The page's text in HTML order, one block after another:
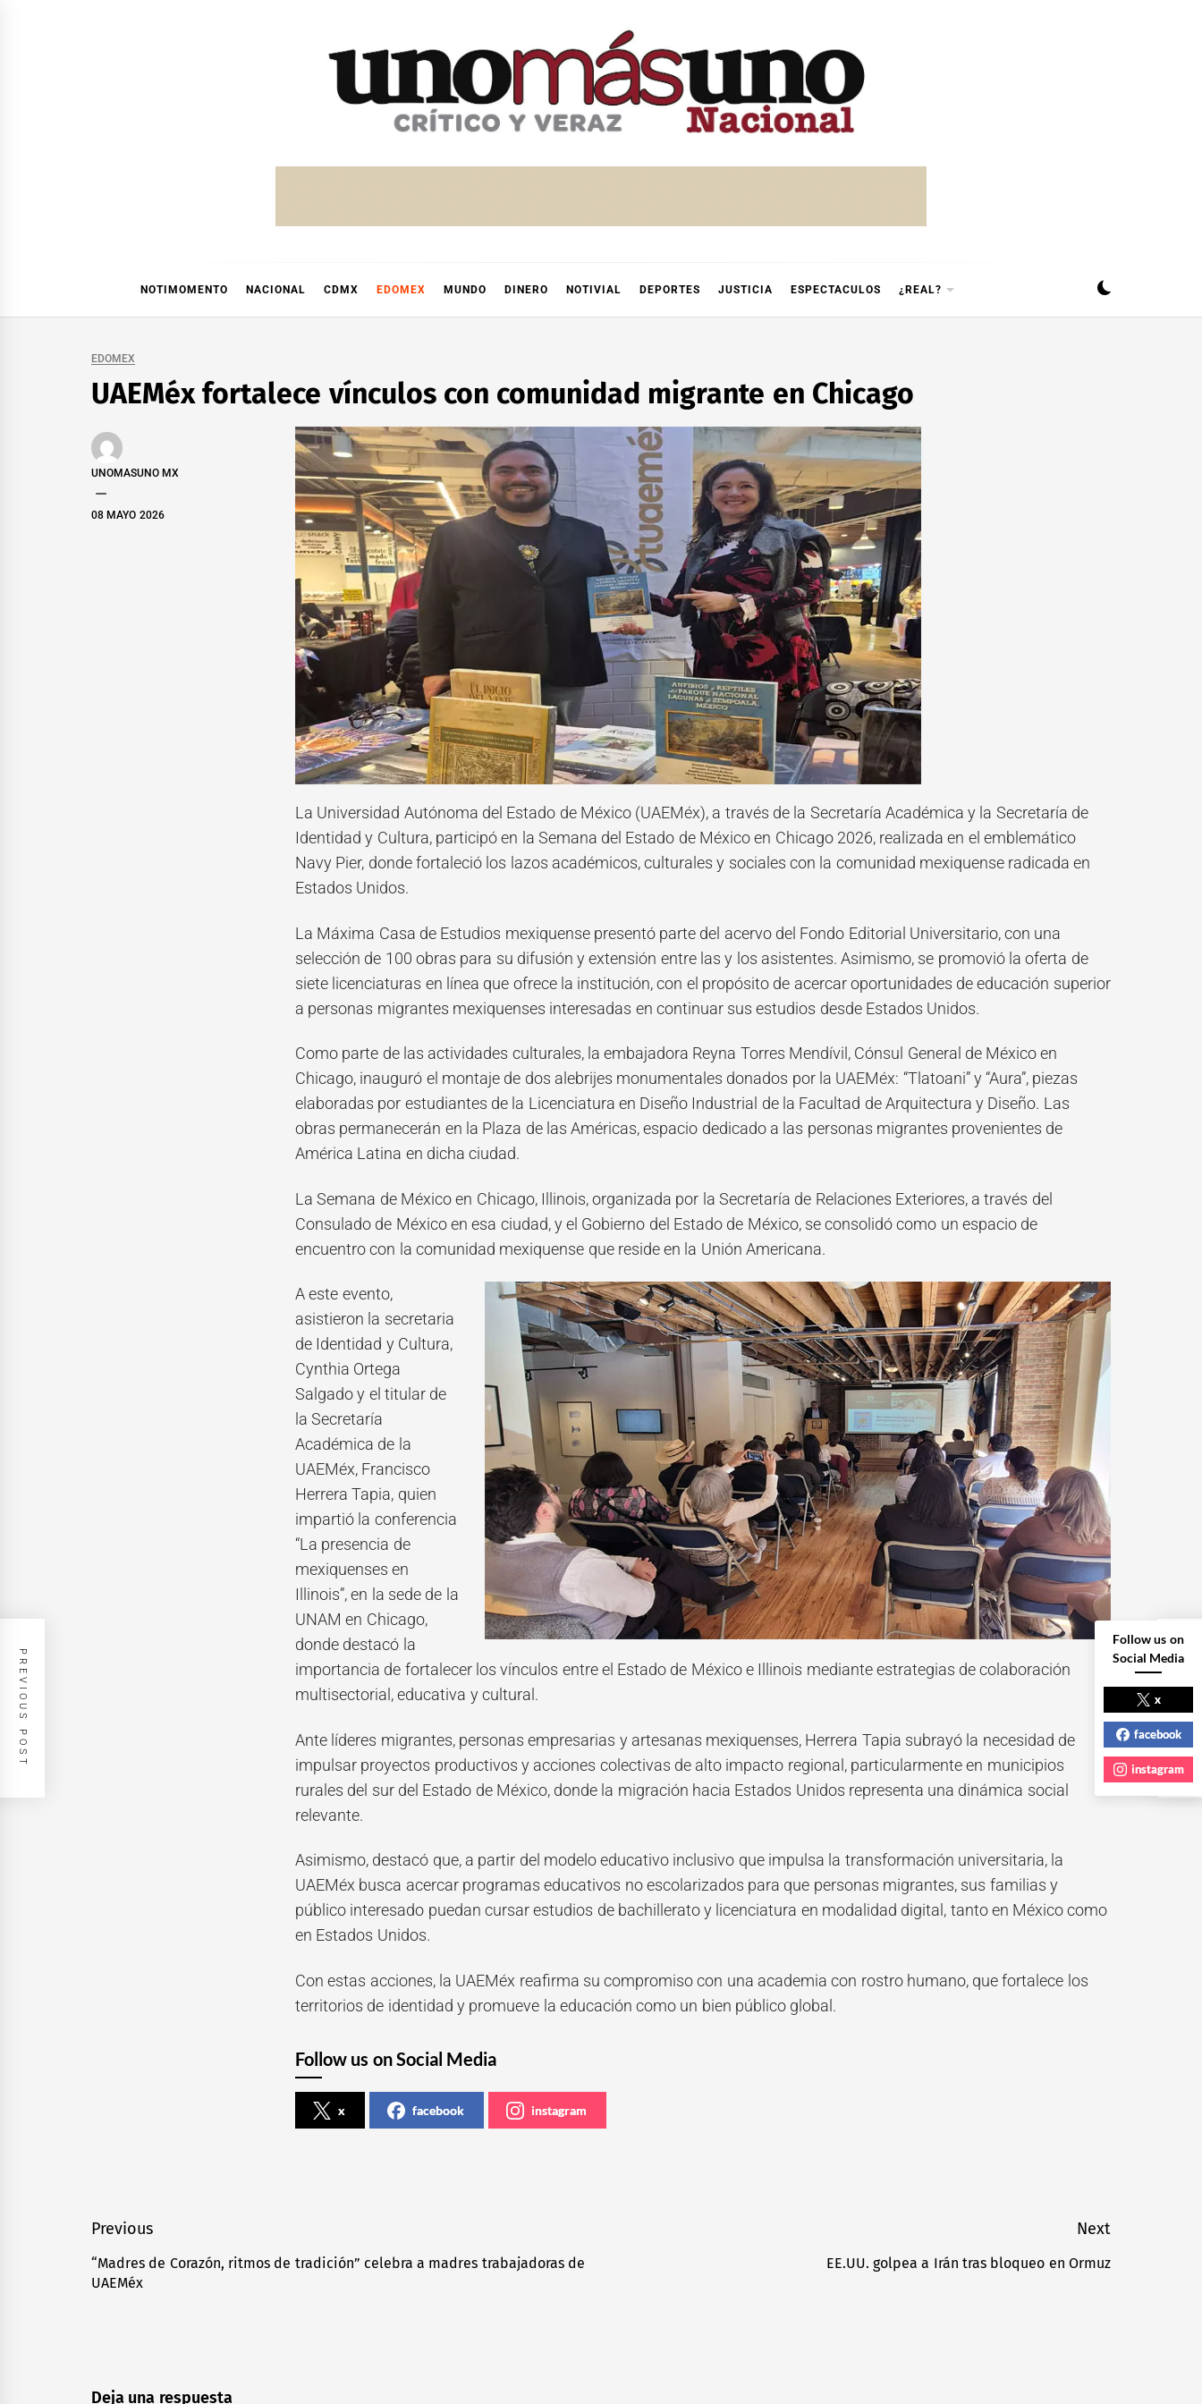
NOTIMOMENTO NACIONAL CDMX EDOMEX MUNDO DINERO NOTIVIAL DEPORTES JUSTICIA ESPECTACULOS ¿REAL?
EDOMEX
UAEMéx fortalece vínculos con comunidad migrante en Chicago
UNOMASUNO MX
08 MAYO 2026
La Universidad Autónoma del Estado de México (UAEMéx), a través de la Secretaría Académica y la Secretaría de
Identidad y Cultura, participó en la Semana del Estado de México en Chicago 2026, realizada en el emblemático
Navy Pier, donde fortaleció los lazos académicos, culturales y sociales con la comunidad mexiquense radicada en
Estados Unidos.
La Máxima Casa de Estudios mexiquense presentó parte del acervo del Fondo Editorial Universitario, con una
selección de 100 obras para su difusión y extensión entre las y los asistentes. Asimismo, se promovió la oferta de
siete licenciaturas en línea que ofrece la institución, con el propósito de acercar oportunidades de educación superior
a personas migrantes mexiquenses interesadas en continuar sus estudios desde Estados Unidos.
Como parte de las actividades culturales, la embajadora Reyna Torres Mendívil, Cónsul General de México en
Chicago, inauguró el montaje de dos alebrijes monumentales donados por la UAEMéx: “Tlatoani” y “Aura”, piezas
elaboradas por estudiantes de la Licenciatura en Diseño Industrial de la Facultad de Arquitectura y Diseño. Las
obras permanecerán en la Plaza de las Américas, espacio dedicado a las personas migrantes provenientes de
América Latina en dicha ciudad.
La Semana de México en Chicago, Illinois, organizada por la Secretaría de Relaciones Exteriores, a través del
Consulado de México en esa ciudad, y el Gobierno del Estado de México, se consolidó como un espacio de
encuentro con la comunidad mexiquense que reside en la Unión Americana.
A este evento,
asistieron la secretaria
de Identidad y Cultura,
Cynthia Ortega
Salgado y el titular de
la Secretaría
Académica de la
UAEMéx, Francisco
Herrera Tapia, quien
impartió la conferencia
“La presencia de
mexiquenses en
Illinois”, en la sede de la
UNAM en Chicago,
donde destacó la
importancia de fortalecer los vínculos entre el Estado de México e Illinois mediante estrategias de colaboración
multisectorial, educativa y cultural.
Ante líderes migrantes, personas empresarias y artesanas mexiquenses, Herrera Tapia subrayó la necesidad de
impulsar proyectos productivos y acciones colectivas de alto impacto regional, particularmente en municipios
rurales del sur del Estado de México, donde la migración hacia Estados Unidos representa una dinámica social
relevante.
Asimismo, destacó que, a partir del modelo educativo inclusivo que impulsa la transformación universitaria, la
UAEMéx busca acercar programas educativos no escolarizados para que personas migrantes, sus familias y
público interesado puedan cursar estudios de bachillerato y licenciatura en modalidad digital, tanto en México como
en Estados Unidos.
Con estas acciones, la UAEMéx reafirma su compromiso con una academia con rostro humano, que fortalece los
territorios de identidad y promueve la educación como un bien público global.
Follow us on Social Media
x facebook instagram
Navegación
de
entradas
Previous
Previous
post:
“Madres de Corazón, ritmos de tradición” celebra a madres trabajadoras de
UAEMéx
Next
Next
EE.UU. golpea a Irán tras bloqueo en Ormuz
PREVIOUS POST NEXT POST
Deja una respuesta
Follow us on
Social Media
x
facebook
instagram